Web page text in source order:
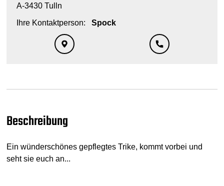
A-3430 Tulln
Ihre Kontaktperson:
Spock
Beschreibung
Ein wünderschönes gepflegtes Trike, kommt vorbei und
seht sie euch an...